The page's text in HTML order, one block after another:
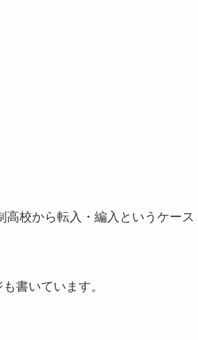
校から転入・編入というケース
書いています。